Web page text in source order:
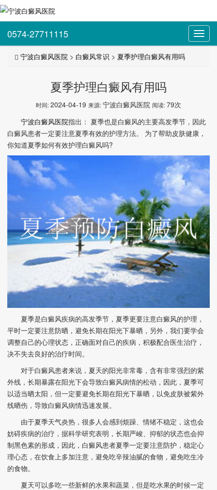
0574-27711115
宁波白癜风医院 > 白癜风常识 > 夏季护理白癜风有用吗
夏季护理白癜风有用吗
时间:2024-04-19 来源:宁波白癜风医院 阅读:79次
宁波白癜风医院指出： 夏季也是白癜风的主要高发季节，因此
白癜风患者一定要注意夏季有效的护理方法。 为了帮助皮肤健康，
你知道夏季如何有效护理白癜风吗?
夏季是白癜风疾病的高发季节，夏季更要注意白癜风的护理，
平时一定要注意防晒，避免长期在阳光下暴晒，另外，我们要学会
调整自己的心理状态，正确面对自己的疾病，积极配合医生治疗，
决不失去良好的治疗时间。
对于白癜风患者来说，夏天的阳光非常毒，含有非常强烈的紫
外线，长期暴露在阳光下会导致白癜风病情的松动，因此，夏季可
以适当晒太阳，但一定要避免长期在阳光下暴晒，以免皮肤被紫外
线晒伤，导致白癜风病情迅速发展。
由于夏季天气炎热，很多人会感到烦躁、情绪不稳定，这也会
妨碍疾病的治疗，据科学研究表明，长期严峻、抑郁的状态也会抑
制黑色素的形成，因此，白癜风患者夏季一定要注意防护，稳定心
理心态，在饮食上多加注意，避免吃辛辣油腻的食物，避免吃生冷
的食物。
夏天可以多吃一些新鲜的水果和蔬菜，但是吃水果的时候一定